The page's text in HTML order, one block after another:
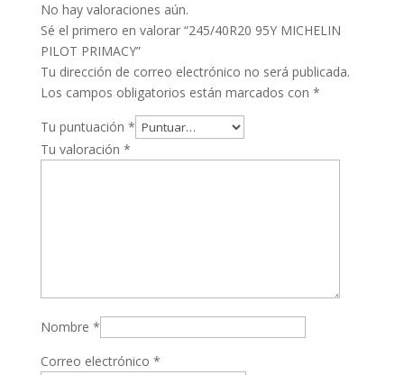
No hay valoraciones aún.
Sé el primero en valorar “245/40R20 95Y MICHELIN
PILOT PRIMACY”
Tu dirección de correo electrónico no será publicada.
Los campos obligatorios están marcados con *
Tu puntuación *
Tu valoración *
Nombre *
Correo electrónico *